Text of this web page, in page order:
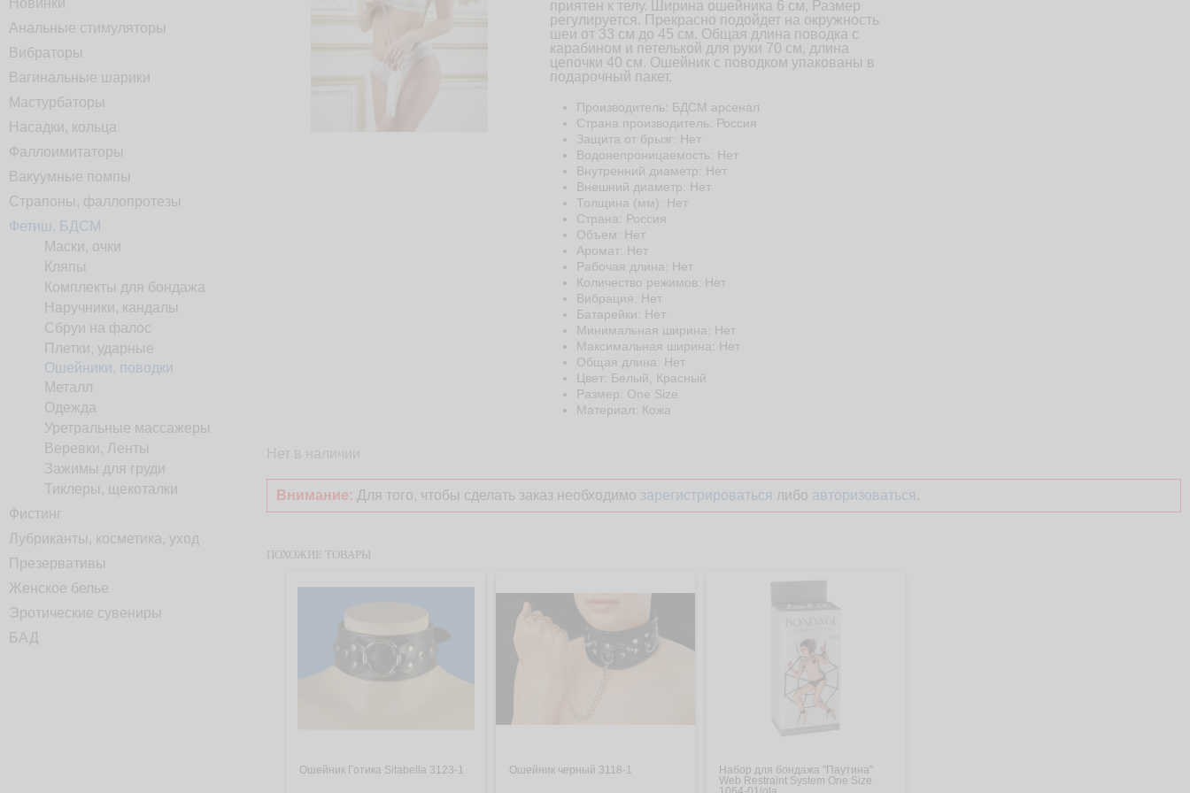
Новинки
Анальные стимуляторы
Вибраторы
Вагинальные шарики
Мастурбаторы
Насадки, кольца
Фаллоимитаторы
Вакуумные помпы
Страпоны, фаллопротезы
Фетиш, БДСМ
Маски, очки
Кляпы
Комплекты для бондажа
Наручники, кандалы
Сбруи на фалос
Плетки, ударные
Ошейники, поводки
Металл
Одежда
Уретральные массажеры
Веревки, Ленты
Зажимы для груди
Тиклеры, щекоталки
Фистинг
Лубриканты, косметика, уход
Презервативы
Женское белье
Эротические сувениры
БАД
приятен к телу. Ширина ошейника 6 см, Размер
регулируется. Прекрасно подойдет на окружность
шеи от 33 см до 45 см. Общая длина поводка с
карабином и петелькой для руки 70 см, длина
цепочки 40 см. Ошейник с поводком упакованы в
подарочный пакет.
Производитель: БДСМ арсенал
Страна производитель: Россия
Защита от брызг: Нет
Водонепроницаемость: Нет
Внутренний диаметр: Нет
Внешний диаметр: Нет
Толщина (мм): Нет
Страна: Россия
Объем: Нет
Аромат: Нет
Рабочая длина: Нет
Количество режимов: Нет
Вибрация: Нет
Батарейки: Нет
Минимальная ширина: Нет
Максимальная ширина: Нет
Общая длина: Нет
Цвет: Белый, Красный
Размер: One Size
Материал: Кожа
Внимание: Для того, чтобы сделать заказ необходимо зарегистрироваться либо авторизоваться .
ПОХОЖИЕ ТОВАРЫ
Ошейник Готика Sitabella 3123-1 Ошейник черный 3118-1
Набор для бондажа "Паутина"
Web Restraint System One Size